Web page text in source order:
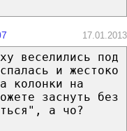
17.01.2013
веселились под
и жестоко
колонки на
заснуть без
а чо?